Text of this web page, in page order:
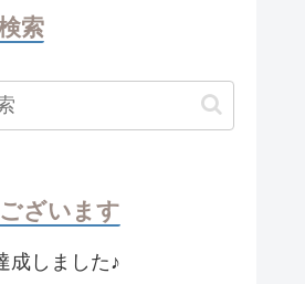
索
ざいます
成しました♪